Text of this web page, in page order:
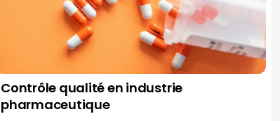
Contrôle qualité en industrie
pharmaceutique